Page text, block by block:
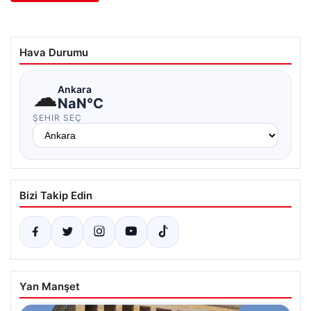
Hava Durumu
☁Ankara
NaN°C
ŞEHIR SEÇ
Bizi Takip Edin
Yan Manşet